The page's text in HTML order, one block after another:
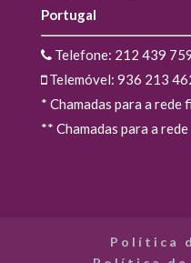
Portugal
Telefone: 212 439
Telemóvel: 936 213
* Chamadas para a rede
** Chamadas para a
Política